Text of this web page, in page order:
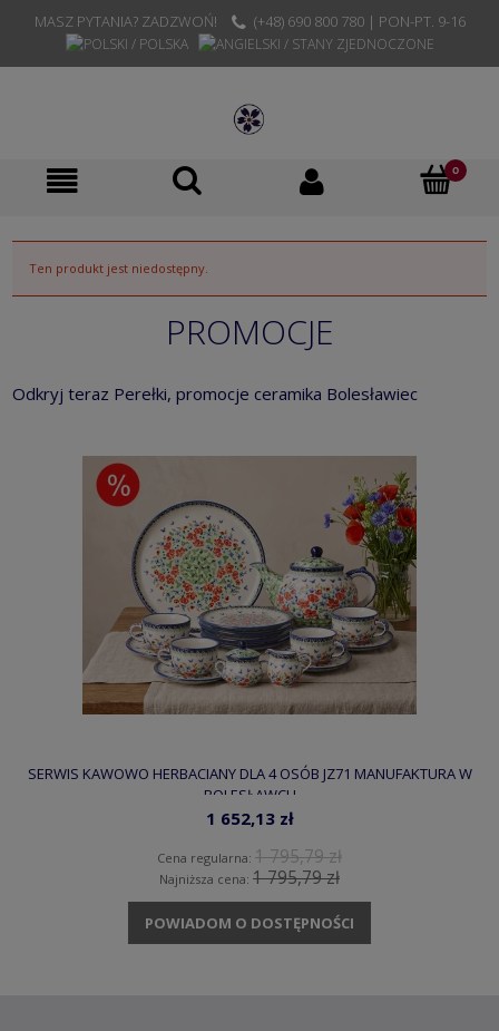
MASZ PYTANIA? ZADZWOŃ! (+48) 690 800 780 | PON-PT. 9-16
Ten produkt jest niedostępny.
PROMOCJE
Odkryj teraz Perełki, promocje ceramika Bolesławiec
SERWIS KAWOWO HERBACIANY DLA 4 OSÓB JZ71 MANUFAKTURA W
BOLESŁAWCU
1 652,13 zł
Cena regularna: 1 795,79 zł
Najniższa cena: 1 795,79 zł
POWIADOM O DOSTĘPNOŚCI